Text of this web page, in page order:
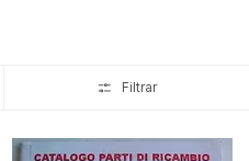
Filtrar